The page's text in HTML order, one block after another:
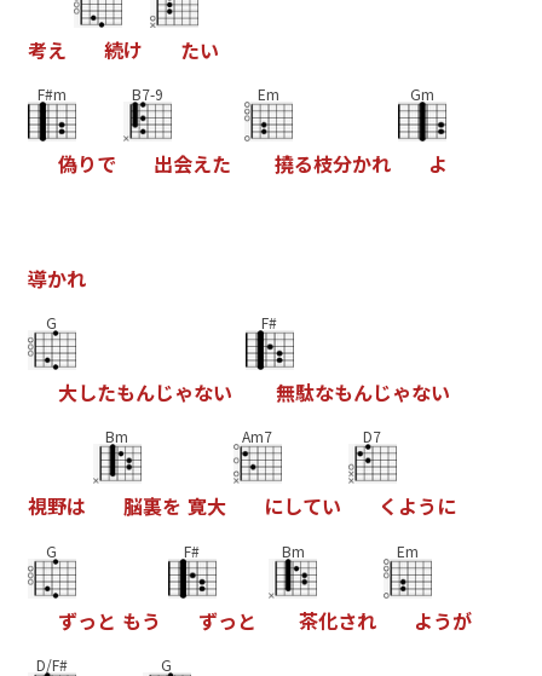
考え 続け たい
F#m
偽りで
B7-9
出会えた
Em
撓る枝分かれ
Gm
よ
導かれ
G
大したもんじゃない
F#
無駄なもんじゃない
視野は
Bm
脳裏を 寛大
Am7
にしてい
D7
く よう に
G
ずっ と もう
F#
ずっ と
Bm
茶化され
Em
ようが
D/F# G